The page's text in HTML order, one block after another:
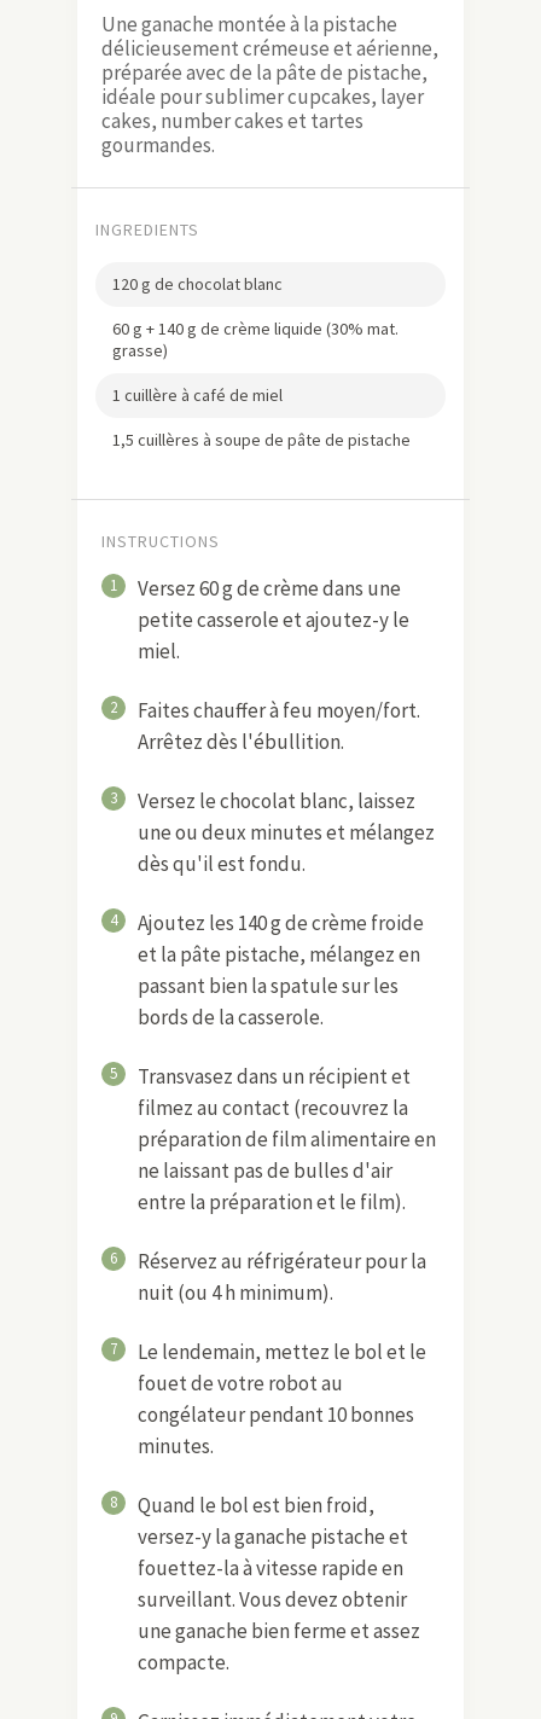
Une ganache montée à la pistache
délicieusement crémeuse et aérienne,
préparée avec de la pâte de pistache,
idéale pour sublimer cupcakes, layer
cakes, number cakes et tartes
gourmandes.
INGREDIENTS
120 g de chocolat blanc
60 g + 140 g de crème liquide (30% mat.
grasse)
1 cuillère à café de miel
1,5 cuillères à soupe de pâte de pistache
INSTRUCTIONS
1
Versez 60 g de crème dans une
petite casserole et ajoutez-y le
miel.
2
Faites chauffer à feu moyen/fort.
Arrêtez dès l'ébullition.
3
Versez le chocolat blanc, laissez
une ou deux minutes et mélangez
dès qu'il est fondu.
4
Ajoutez les 140 g de crème froide
et la pâte pistache, mélangez en
passant bien la spatule sur les
bords de la casserole.
5
Transvasez dans un récipient et
filmez au contact (recouvrez la
préparation de film alimentaire en
ne laissant pas de bulles d'air
entre la préparation et le film).
6
Réservez au réfrigérateur pour la
nuit (ou 4 h minimum).
7
Le lendemain, mettez le bol et le
fouet de votre robot au
congélateur pendant 10 bonnes
minutes.
8
Quand le bol est bien froid,
versez-y la ganache pistache et
fouettez-la à vitesse rapide en
surveillant. Vous devez obtenir
une ganache bien ferme et assez
compacte.